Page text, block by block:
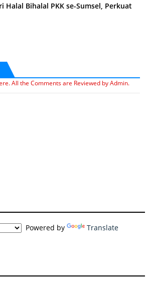
Halal Bihalal PKK se-Sumsel, Perkuat
All the Comments are Reviewed by Admin.
Powered by Translate